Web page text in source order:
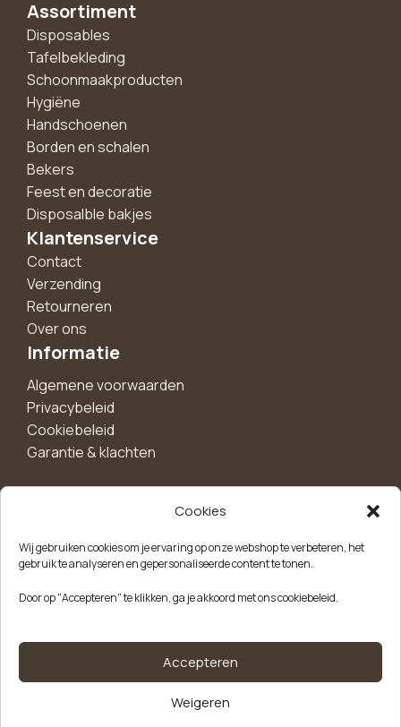
Cookies
Wij gebruiken cookies om je ervaring op onze webshop te verbeteren, het
gebruik te analyseren en gepersonaliseerde content te tonen.
Door op "Accepteren" te klikken, ga je akkoord met ons cookiebeleid.
Accepteren
Weigeren
Assortiment
Disposables
Tafelbekleding
Schoonmaakproducten
Hygiëne
Handschoenen
Borden en schalen
Bekers
Feest en decoratie
Disposalble bakjes
Klantenservice
Contact
Verzending
Retourneren
Over ons
Informatie
Algemene voorwaarden
Privacybeleid
Cookiebeleid
Garantie & klachten
korting!
aanbiedingen, nieuwe producten en handige tips.
Kvk-nummer: 85504947Btw-nummer: NL863646165B01